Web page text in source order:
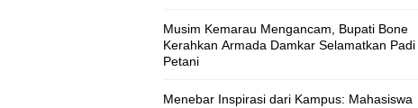
Musim Kemarau Mengancam, Bupati Bone
Kerahkan Armada Damkar Selamatkan Padi
Petani
Menebar Inspirasi dari Kampus: Mahasiswa